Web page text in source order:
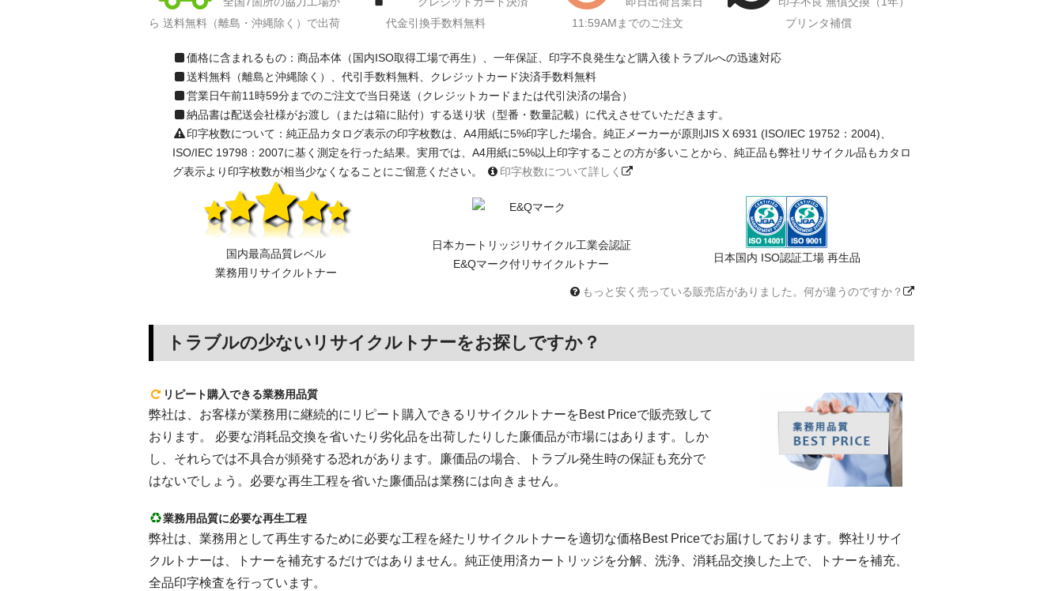
ら 送料無料（離島・沖縄除く）で出荷
代金引換手数料無料
11:59AMまでのご注文
プリンタ補償
価格に含まれるもの：商品本体（国内ISO取得工場で再生）、一年保証、印字不良発生など購入後トラブルへの迅速対応
送料無料（離島と沖縄除く）、代引手数料無料、クレジットカード決済手数料無料
営業日午前11時59分までのご注文で当日発送（クレジットカードまたは代引決済の場合）
納品書は配送会社様がお渡し（または箱に貼付）する送り状（型番・数量記載）に代えさせていただきます。
印字枚数について：純正品カタログ表示の印字枚数は、A4用紙に5%印字した場合。純正メーカーが原則JIS X 6931 (ISO/IEC 19752：2004)、
ISO/IEC 19798：2007に基く測定を行った結果。実用では、A4用紙に5%以上印字することの方が多いことから、純正品も弊社リサイクル品もカタロ
グ表示より印字枚数が相当少なくなることにご留意ください。
印字枚数について詳しく
国内最高品質レベル
業務用リサイクルトナー
日本カートリッジリサイクル工業会認証
E&Qマーク付リサイクルトナー
日本国内 ISO認証工場 再生品
もっと安く売っている販売店がありました。何が違うのですか？
トラブルの少ないリサイクルトナーをお探しですか？
リピート購入できる業務用品質
弊社は、お客様が業務用に継続的にリピート購入できるリサイクルトナーをBest Priceで販売致して
おります。 必要な消耗品交換を省いたり劣化品を出荷したりした廉価品が市場にはあります。しか
し、それらでは不具合が頻発する恐れがあります。廉価品の場合、トラブル発生時の保証も充分で
はないでしょう。必要な再生工程を省いた廉価品は業務には向きません。
業務用品質に必要な再生工程
弊社は、業務用として再生するために必要な工程を経たリサイクルトナーを適切な価格Best Priceでお届けしております。弊社リサイ
クルトナーは、トナーを補充するだけではありません。純正使用済カートリッジを分解、洗浄、消耗品交換した上で、トナーを補充、
全品印字検査を行っています。